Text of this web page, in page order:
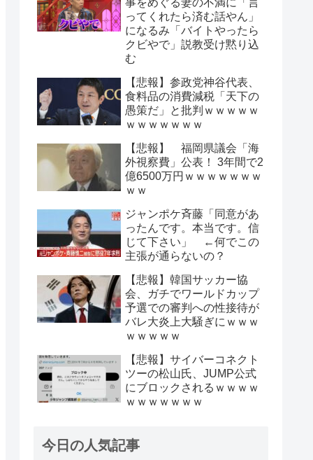
事をめぐる妻の不満に「言
ってくれたら済む話やん」
になるみ「バイトやったら
クビやで」説教受け黙り込
む
【悲報】参政党神谷代表、
食料品の消費減税「天下の
愚策だ」と批判ｗｗｗｗｗ
ｗｗｗｗｗｗｗ
【悲報】 福岡県議会「海
外視察費」公表！ 3年間で2
億6500万円ｗｗｗｗｗｗｗ
ｗｗ
ジャンポケ斉藤「同意があ
ったんです。本当です。信
じて下さい」 ←何でこの
主張が通らないの？
【悲報】韓国サッカー協
会、ガチでワールドカップ
予選での審判への性接待が
バレ大炎上大騒ぎにｗｗｗ
ｗｗｗｗｗ
【悲報】サイバーコネクト
ツーの松山氏、JUMP公式
にブロックされるｗｗｗｗ
ｗｗｗｗｗｗｗ
今日の人気記事